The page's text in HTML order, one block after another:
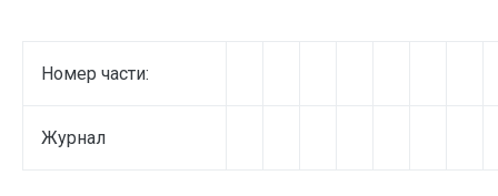
Номер части:
Журнал